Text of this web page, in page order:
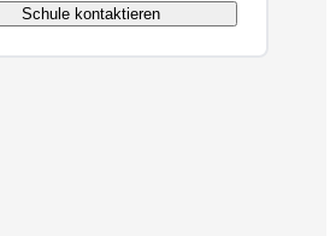
Schule kontaktieren